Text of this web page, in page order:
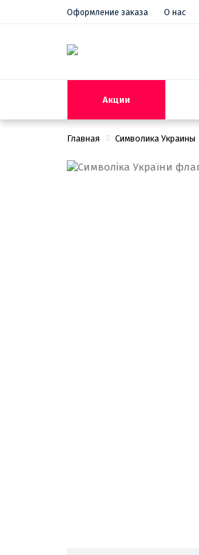
Оформление заказа О нас
Акции
Главная Символика Украины